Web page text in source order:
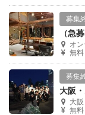
募集
オ
無料
募集
大
無料